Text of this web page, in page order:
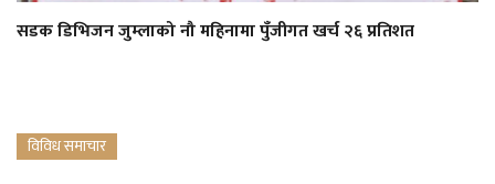
सडक डिभिजन जुम्लाको नौ महिनामा पुँजीगत खर्च २६ प्रतिशत
विविध समाचार